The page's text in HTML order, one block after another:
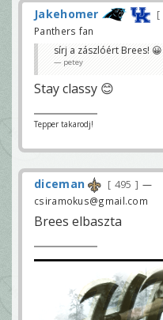
Jakehomer
Panthers fan
sírj a zászlóért Brees! 😀
petey
Stay classy 😊
Tepper takarodj!
diceman 495
—
csiramokus@gmail.com
Brees elbaszta